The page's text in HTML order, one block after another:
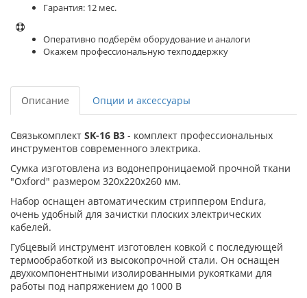
Гарантия: 12 мес.
Оперативно подберём оборудование и аналоги
Окажем профессиональную техподдержку
Описание Опции и аксессуары
Связькомплект SK-16 B3 - комплект профессиональных
инструментов современного электрика.
Сумка изготовлена из водонепроницаемой прочной ткани
"Oxford" размером 320x220x260 мм.
Набор оснащен автоматическим стриппером Endura,
очень удобный для зачистки плоских электрических
кабелей.
Губцевый инструмент изготовлен ковкой с последующей
термообработкой из высокопрочной стали. Он оснащен
двухкомпонентными изолированными рукоятками для
работы под напряжением до 1000 В